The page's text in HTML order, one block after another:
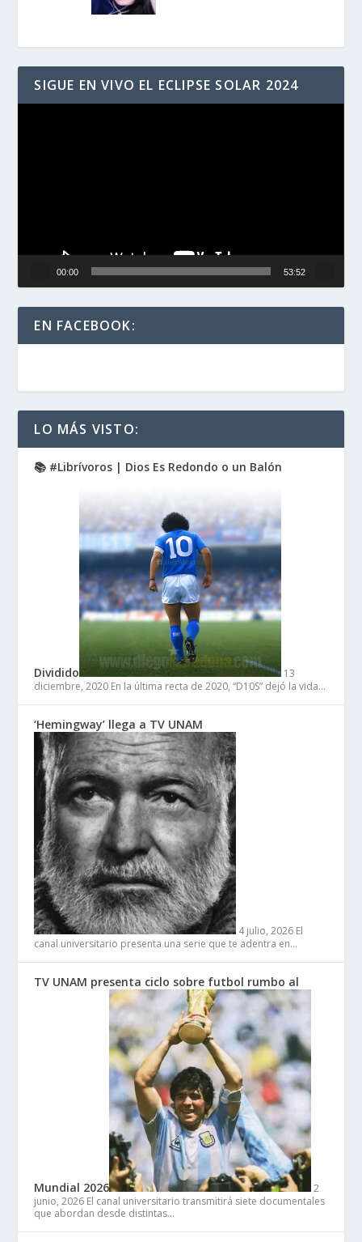
SIGUE EN VIVO EL ECLIPSE SOLAR 2024
00:00 53:52
EN FACEBOOK:
LO MÁS VISTO:
📚 #Librívoros | Dios Es Redondo o un Balón
Dividido
13
diciembre, 2020 En la última recta de 2020, “D10S” dejó la vida…
‘Hemingway’ llega a TV UNAM
4 julio, 2026 El
canal universitario presenta una serie que te adentra en…
TV UNAM presenta ciclo sobre futbol rumbo al
Mundial 2026
2
junio, 2026 El canal universitario transmitirá siete documentales
que abordan desde distintas…